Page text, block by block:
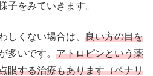
子をみていきます。
しくない場合は、 良い方の目を
多いです。 アトロピンという薬
眼する治療もあります（ペナリ